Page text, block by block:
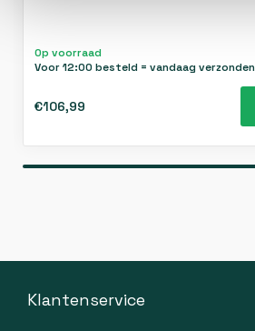
Op voorraad
Voor 12:00 besteld = vandaag verzonden
€106,99
Klantenservice